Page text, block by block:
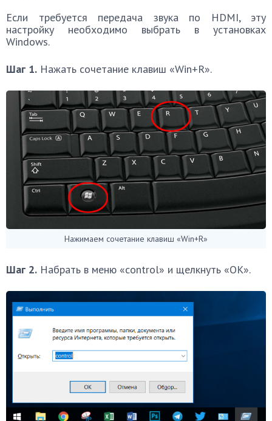
Если требуется передача звука по HDMI, эту
настройку необходимо выбрать в установках
Windows.
Шаг 1. Нажать сочетание клавиш «Win+R».
Нажимаем сочетание клавиш «Win+R»
Шаг 2. Набрать в меню «control» и щелкнуть «OK».